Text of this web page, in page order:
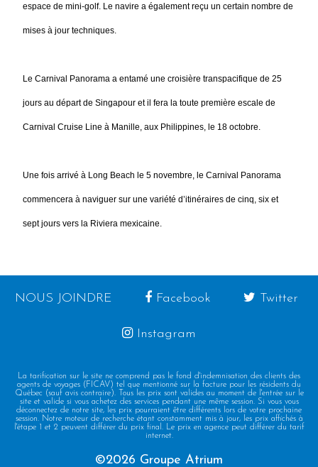
espace de mini-golf. Le navire a également reçu un certain nombre de
mises à jour techniques.
Le Carnival Panorama a entamé une croisière transpacifique de 25
jours au départ de Singapour et il fera la toute première escale de
Carnival Cruise Line à Manille, aux Philippines, le 18 octobre.
Une fois arrivé à Long Beach le 5 novembre, le Carnival Panorama
commencera à naviguer sur une variété d’itinéraires de cinq, six et
sept jours vers la Riviera mexicaine.
NOUS JOINDRE Facebook Twitter
Instagram
La tarification sur le site ne comprend pas le fond d'indemnisation des clients des
agents de voyages (FICAV) tel que mentionné sur la facture pour les résidents du
Québec (sauf avis contraire). Tous les prix sont valides au moment de l'entrée sur le
site et valide si vous achetez des services pendant une même session. Si vous vous
déconnectez de notre site, les prix pourraient être différents lors de votre prochaine
session. Notre moteur de recherche étant constamment mis à jour, les prix affichés à
l'étape 1 et 2 peuvent différer du prix final. Le prix en agence peut différer du tarif
internet.
©2026 Groupe Atrium